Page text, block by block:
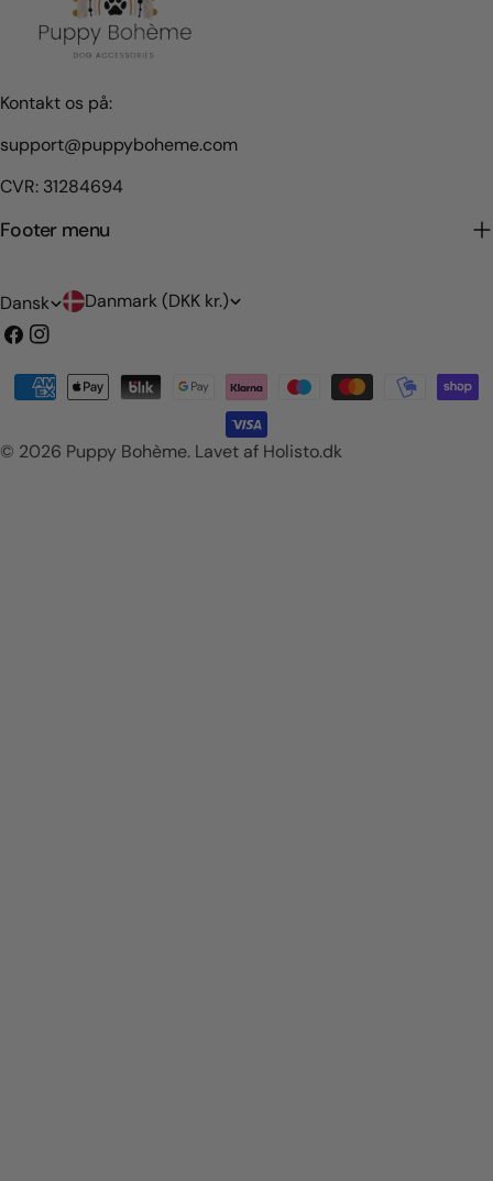
Kontakt os på:
support@puppyboheme.com
CVR: 31284694
Footer menu
S
p
g
Dansk L
n
d
/
Danmark (DKK kr.)
Facebook
Instagram
© 2026 Puppy Bohème. Lavet af Holisto.dk
Betalingsmetoder